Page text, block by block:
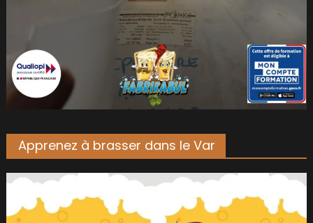
Apprenez à brasser dans le Var